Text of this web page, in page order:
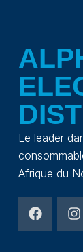
Le leader
Afrique du